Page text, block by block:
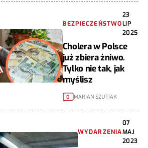
BEZPIECZEŃSTWO
23
LIP
2025
Cholera w Polsce
już zbiera żniwo.
Tylko nie tak, jak
myślisz
0 MARIAN SZUTIAK
WYDARZENIA
07
MAJ
2023